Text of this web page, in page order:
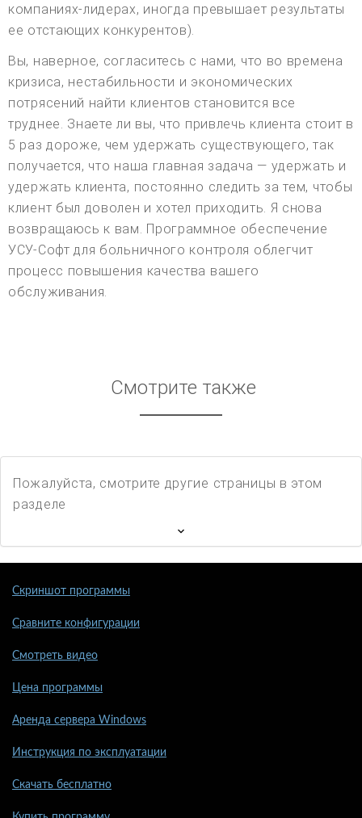
компаниях-лидерах, иногда превышает результаты
ее отстающих конкурентов).
Вы, наверное, согласитесь с нами, что во времена
кризиса, нестабильности и экономических
потрясений найти клиентов становится все
труднее. Знаете ли вы, что привлечь клиента стоит в
5 раз дороже, чем удержать существующего, так
получается, что наша главная задача — удержать и
удержать клиента, постоянно следить за тем, чтобы
клиент был доволен и хотел приходить. Я снова
возвращаюсь к вам. Программное обеспечение
УСУ-Софт для больничного контроля облегчит
процесс повышения качества вашего
обслуживания.
Смотрите также
Пожалуйста, смотрите другие страницы в этом
разделе
Скриншот программы
Сравните конфигурации
Смотреть видео
Цена программы
Аренда сервера Windows
Инструкция по эксплуатации
Скачать бесплатно